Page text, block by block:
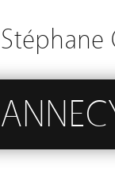
Stéphane